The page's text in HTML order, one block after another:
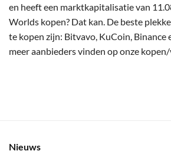
en heeft een marktkapitalisatie van
Worlds kopen? Dat kan. De beste
te kopen zijn: Bitvavo, KuCoin, Binance
meer aanbieders vinden op onze
Nieuws